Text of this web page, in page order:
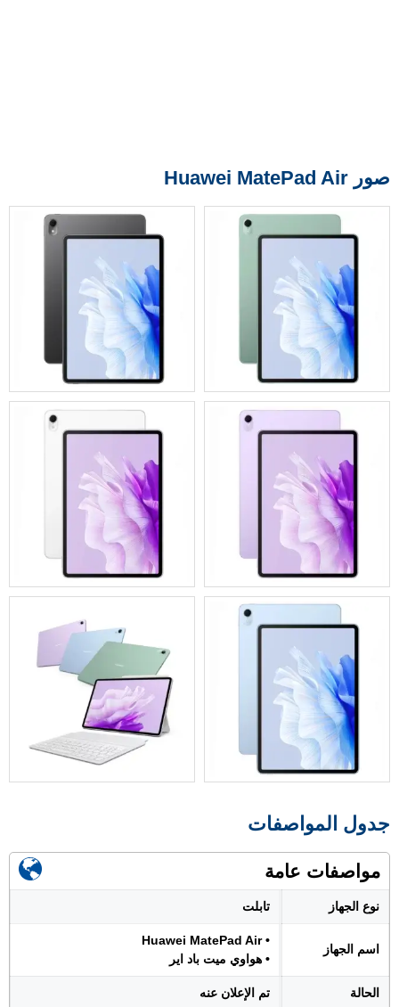
صور Huawei MatePad Air
جدول المواصفات
مواصفات عامة
نوع الجهاز تابلت
اسم الجهاز
• Huawei MatePad Air
• هواوي ميت باد اير
الحالة تم الإعلان عنه